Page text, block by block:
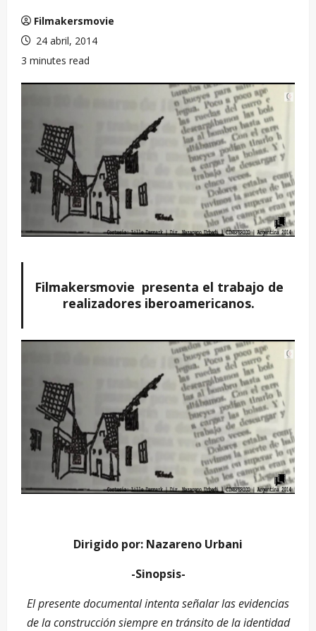
Filmakersmovie
24 abril, 2014
3 minutes read
Filmakersmovie presenta el trabajo de
realizadores iberoamericanos.
Dirigido por: Nazareno Urbani
-Sinopsis-
El presente documental intenta señalar las evidencias
de la construcción siempre en tránsito de la identidad